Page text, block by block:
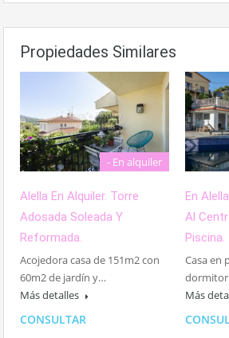
Propiedades Similares
- En alquiler
Alella En Alquiler. Torre
Adosada Soleada Y
Reformada.
Acojedora casa de 151m2 con
60m2 de jardín y…
Más detalles
CONSULTAR
En
Al
Piscina.
Casa en
Más